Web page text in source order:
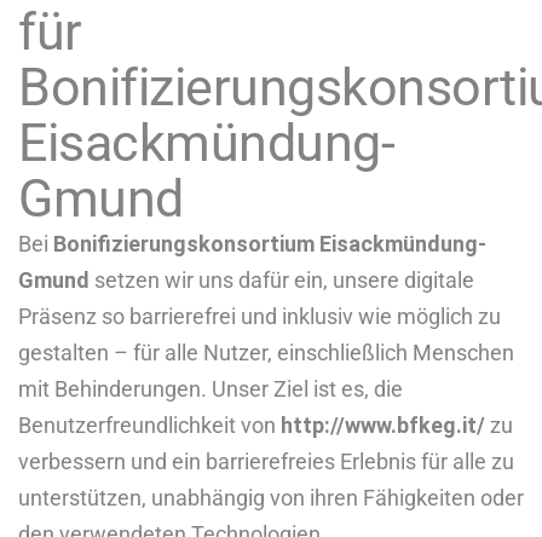
für
Eisackmündung-
Gmund
Bei Bonifizierungskonsortium Eisackmündung-
Gmund setzen wir uns dafür ein, unsere digitale
Präsenz so barrierefrei und inklusiv wie möglich zu
gestalten – für alle Nutzer, einschließlich Menschen
mit Behinderungen. Unser Ziel ist es, die
Benutzerfreundlichkeit von http://www.bfkeg.it/ zu
verbessern und ein barrierefreies Erlebnis für alle zu
unterstützen, unabhängig von ihren Fähigkeiten oder